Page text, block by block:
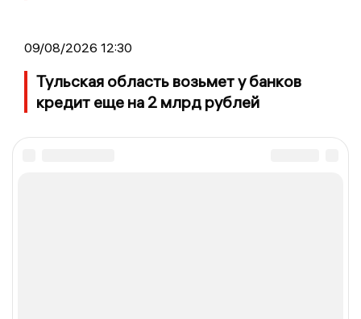
09/08/2026 12:30
Тульская область возьмет у банков
кредит еще на 2 млрд рублей